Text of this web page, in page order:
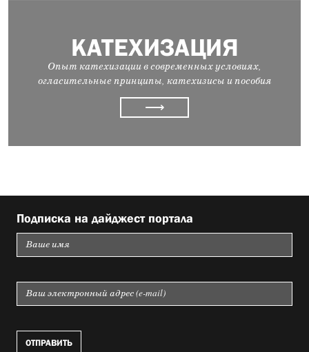
КАТЕХИЗАЦИЯ
Опыт катехизации в современных условиях,
огласительные принципы, катехизисы и пособия
⟶
Подписка на дайджест портала